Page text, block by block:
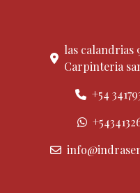
las calandrias
Carpinteria
+54